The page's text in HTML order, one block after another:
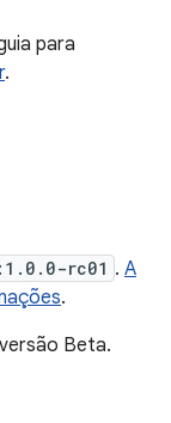
para
.
rc01 . A
.
Beta.